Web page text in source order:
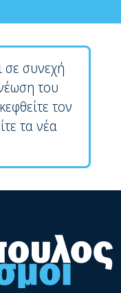
σε συνεχή
του
τον
τα νέα